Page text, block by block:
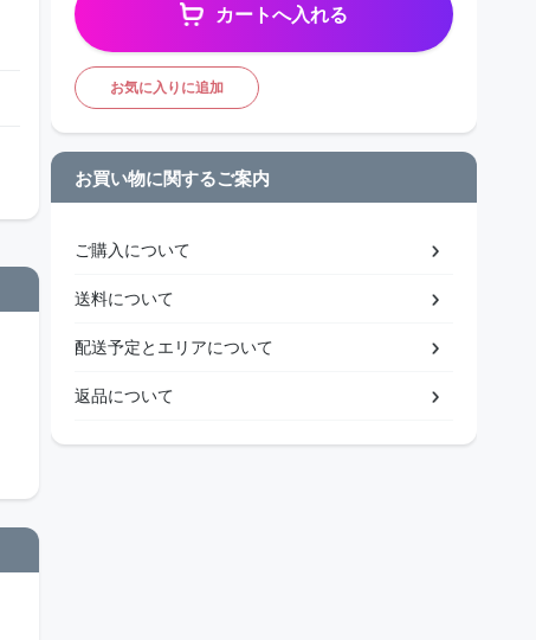
カートへ入れる
お気に入りに追加
お買い物に関するご案内
ご購入について
送料について
配送予定とエリアについて
返品について